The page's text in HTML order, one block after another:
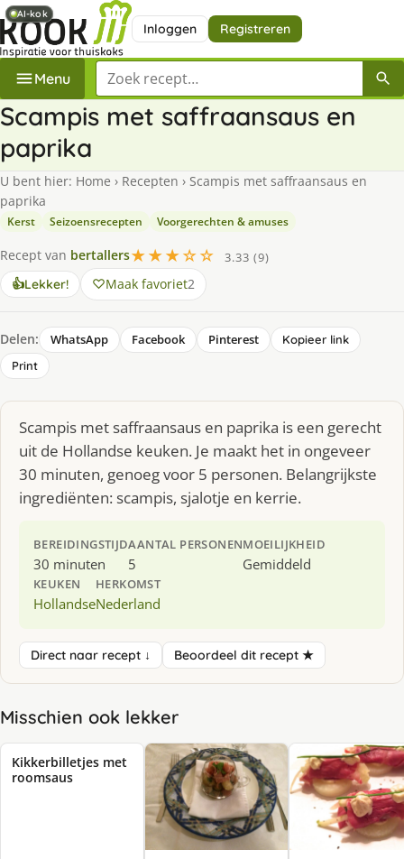
Inloggen Registreren
Menu Zoek een recept
Scampis met saffraansaus en
paprika
U bent hier: Home › Recepten › Scampis met saffraansaus en
paprika
Kerst Seizoensrecepten Voorgerechten & amuses
Recept van bertallers★★★☆☆
3.33 (9)
👍Lekker! Maak favoriet2
Delen: WhatsApp Facebook Pinterest
Kopieer link
Print
Scampis met saffraansaus en paprika is een gerecht
uit de Hollandse keuken. Je maakt het in ongeveer
30 minuten, genoeg voor 5 personen. Belangrijkste
ingrediënten: scampis, sjalotje en kerrie.
BEREIDINGSTIJD
30 minuten
AANTAL PERSONEN
5
MOEILIJKHEID
Gemiddeld
KEUKEN
Hollandse
HERKOMST
Nederland
Direct naar recept ↓ Beoordeel dit recept ★
Misschien ook lekker
Kikkerbilletjes met
roomsaus
AI-kok
AI-kok